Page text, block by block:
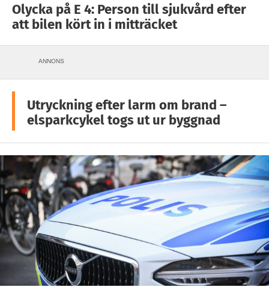
Olycka på E 4: Person till sjukvård efter
att bilen kört in i mitträcket
ANNONS
Utryckning efter larm om brand –
elsparkcykel togs ut ur byggnad